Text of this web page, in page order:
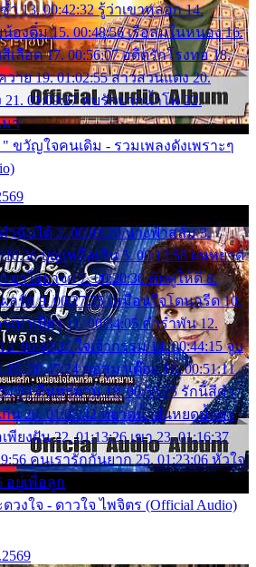
ำ 13. 00:42:32 รู้ว่าเขาหลอก 14.
องติ๋ม 15. 00:48:56 เรือล่มในหนอง 16.
เลือด 17. 00:56:07 อดีตรักโรงทอ 18.
วาย 19. 01:02:55 สาวสวนแตง 20.
21. 01:09:27 พบรักปากน้ำโพ 22.
มา
วัญใจคนเดิม - รวมเพลงดังเพราะๆ
ำฉันได้ 2. 00:03:20 นางฟ้าสลัม 3.
บุญเหลือเกิน 5. 00:13:58 ฝนหยาด
ยาใจยาจก 7. 00:20:30 คิดดูให้ดี 8.
ลรัก 9. 00:27:35 เหมือนใจโดนกรีด 10.
เปาเปียว 11. 00:34:05 คำรำพัน 12.
00:40:37 ใจเจ้ากรรม 14. 00:44:15 จูบ
00:47:24 ขอสูมาเต๊อะ 16. 00:51:11
คืนทรมาน 18. 00:58:25 รักนี้สีดำ
กิน 20. 01:05:42 หยาดน้ำฝนหยดน้ำตา
พียงฝัน 22. 01:13:26 เขา 23. 01:16:37
คนเรารักกันยาก 25. 01:23:06 หัวใจ
อยู่เพื่อลูก
ดวงใจ - ดาวใจ ไพจิตร (Official Audio)